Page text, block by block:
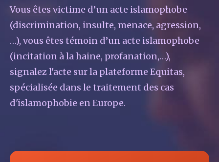
Vous êtes victime d’un acte islamophobe
(discrimination, insulte, menace, agression,
…), vous êtes témoin d’un acte islamophobe
(incitation à la haine, profanation,…),
signalez l'acte sur la plateforme Equitas,
spécialisée dans le traitement des cas
d'islamophobie en Europe.